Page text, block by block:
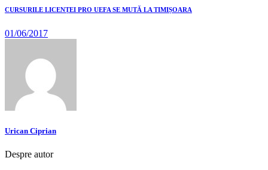
CURSURILE LICENȚEI PRO UEFA SE MUTĂ LA TIMIȘOARA
01/06/2017
Urican Ciprian
Despre autor